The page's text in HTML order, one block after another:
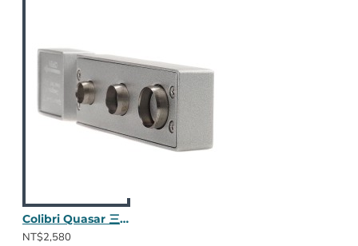
Colibri Quasar 三合一鑽孔器 (金屬銀)
NT$2,580